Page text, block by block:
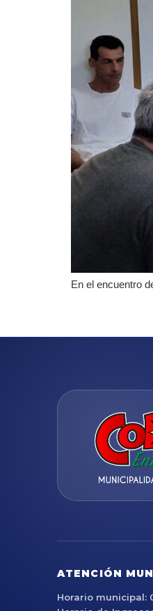
En el encuentro
ATENCIÓN
Horario municipal: